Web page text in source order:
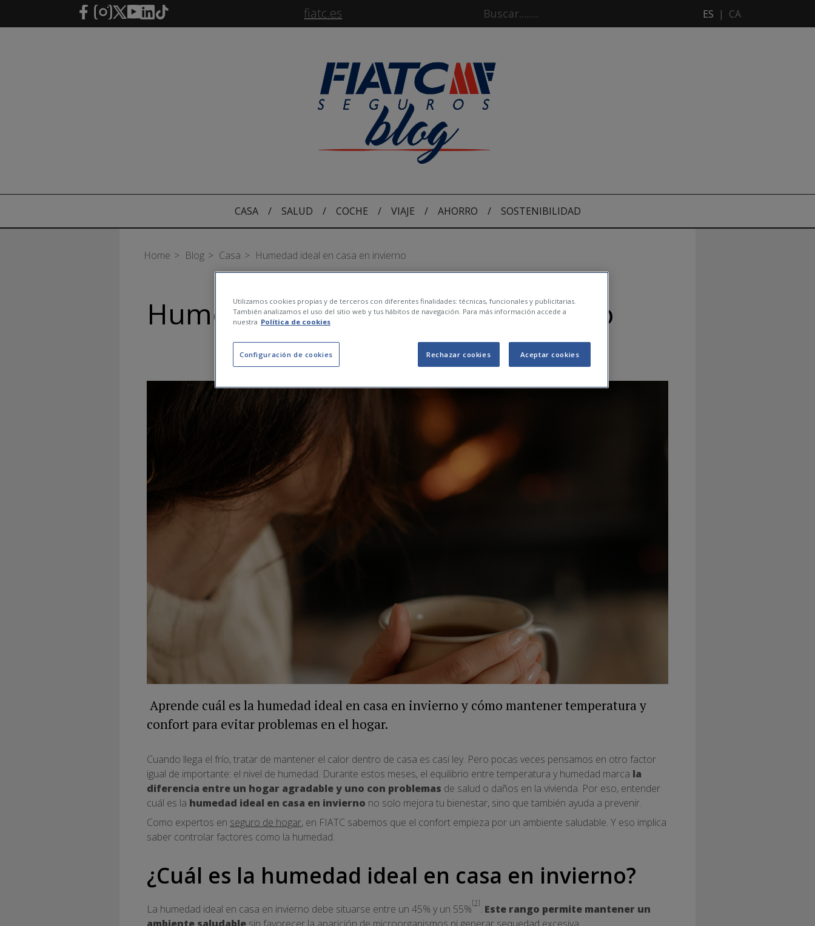
Saltar al contenido principal fiatc.es ES | CA
CASA / SALUD / COCHE / VIAJE / AHORRO / SOSTENIBILIDAD
Home Blog Casa Humedad ideal en casa en invierno
Humedad ideal en casa en invierno
Aprende cuál es la humedad ideal en casa en invierno y cómo mantener temperatura y
confort para evitar problemas en el hogar.
Cuando llega el frío, tratar de mantener el calor dentro de casa es casi ley. Pero pocas veces pensamos en otro factor
igual de importante: el nivel de humedad. Durante estos meses, el equilibrio entre temperatura y humedad marca la
diferencia entre un hogar agradable y uno con problemas de salud o daños en la vivienda. Por eso, entender
cuál es la humedad ideal en casa en invierno no solo mejora tu bienestar, sino que también ayuda a prevenir.
Como expertos en seguro de hogar, en FIATC sabemos que el confort empieza por un ambiente saludable. Y eso implica
saber controlar factores como la humedad.
¿Cuál es la humedad ideal en casa en invierno?
La humedad ideal en casa en invierno debe situarse entre un 45% y un 55%[1]. Este rango permite mantener un
Utilizamos cookies propias y de terceros con diferentes finalidades: técnicas, funcionales y publicitarias.
También analizamos el uso del sitio web y tus hábitos de navegación. Para más información accede a
nuestra Política de cookies
Configuración de cookies Rechazar cookies Aceptar cookies